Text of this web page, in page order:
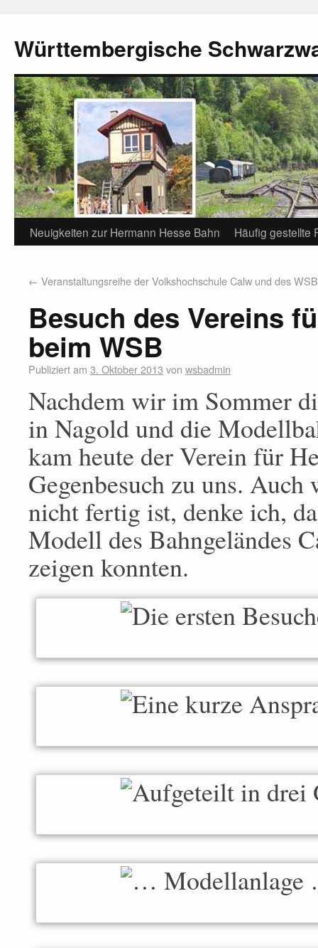
Württembergische
Neuigkeiten zur Hermann Hesse Bahn Häufig gestellte
← Veranstaltungsreihe der Volkshochschule Calw und des WSB
Besuch des Vereins
beim WSB
Publiziert am 3. Oktober 2013 von wsbadmin
Nachdem wir im Sommer
in Nagold und die
kam heute der Verein für
Gegenbesuch zu uns. Auch
nicht fertig ist, denke ich,
Modell des Bahngeländes
zeigen konnten.